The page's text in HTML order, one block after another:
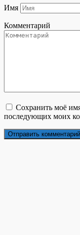
Имя
Комментарий
Сохранить моё
последующих моих